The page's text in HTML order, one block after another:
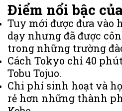
Điểm nổi bậc
Tuy mới được đưa vào
dạy nhưng đã được
trong những trường
Cách Tokyo chỉ 40
Tobu Tojuo.
Chi phí sinh hoạt và
rẻ hơn những thành